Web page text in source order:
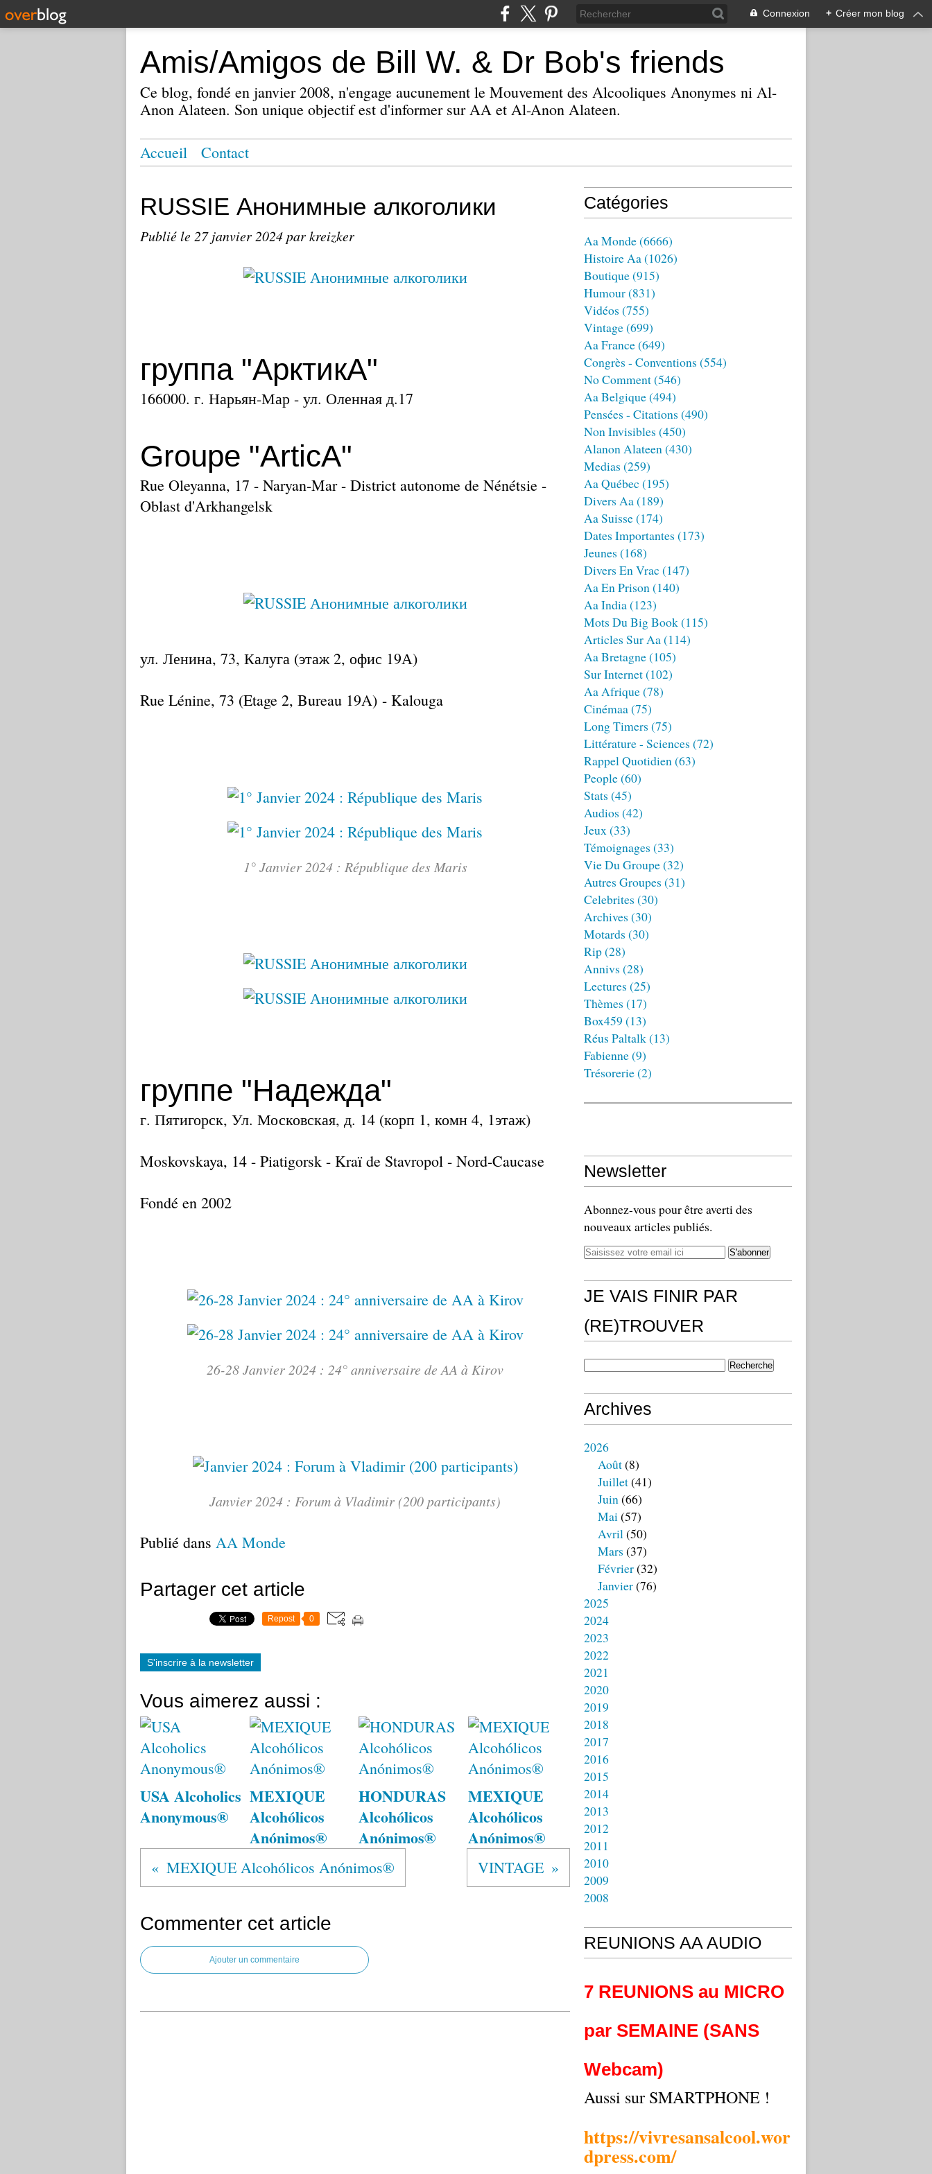
Connexion + Créer mon blog
Amis/Amigos de Bill W. & Dr Bob's friends
Ce blog, fondé en janvier 2008, n'engage aucunement le Mouvement des Alcooliques Anonymes ni Al-
Anon Alateen. Son unique objectif est d'informer sur AA et Al-Anon Alateen.
Accueil Contact
RUSSIE Анонимные алкоголики
Publié le 27 janvier 2024par kreizker
группа "АрктикА"
166000. г. Нарьян-Мар - ул. Оленная д.17
Groupe "ArticA"
Rue Oleyanna, 17 - Naryan-Mar - District autonome de Nénétsie -
Oblast d'Arkhangelsk
ул. Ленина, 73, Калуга (этаж 2, офис 19А)
Rue Lénine, 73 (Etage 2, Bureau 19A) - Kalouga
1° Janvier 2024 : République des Maris
группе "Надежда"
г. Пятигорск, Ул. Московская, д. 14 (корп 1, комн 4, 1этаж)
Moskovskaya, 14 - Piatigorsk - Kraï de Stavropol - Nord-Caucase
Fondé en 2002
26-28 Janvier 2024 : 24° anniversaire de AA à Kirov
Janvier 2024 : Forum à Vladimir (200 participants)
Publié dans AA Monde
Partager cet article
Repost 0
S'inscrire à la newsletter
Vous aimerez aussi :
USA Alcoholics
Anonymous®
MEXIQUE
Alcohólicos
Anónimos®
HONDURAS
Alcohólicos
Anónimos®
MEXIQUE
Alcohólicos
Anónimos®
MEXIQUE Alcohólicos Anónimos® VINTAGE
Commenter cet article
Ajouter un commentaire
Catégories
Aa Monde(6666)
Histoire Aa(1026)
Boutique(915)
Humour(831)
Vidéos (755)
Vintage(699)
Aa France(649)
Congrès - Conventions (554)
No Comment(546)
Aa Belgique(494)
Pensées - Citations (490)
Non Invisibles (450)
Alanon Alateen(430)
Medias (259)
Aa Québec (195)
Divers Aa(189)
Aa Suisse(174)
Dates Importantes (173)
Jeunes (168)
Divers En Vrac (147)
Aa En Prison(140)
Aa India(123)
Mots Du Big Book(115)
Articles Sur Aa(114)
Aa Bretagne(105)
Sur Internet(102)
Aa Afrique(78)
Cinémaa(75)
Long Timers (75)
Littérature - Sciences (72)
Rappel Quotidien(63)
People(60)
Stats (45)
Audios (42)
Jeux(33)
Témoignages (33)
Vie Du Groupe(32)
Autres Groupes (31)
Celebrites (30)
Archives (30)
Motards (30)
Rip(28)
Annivs (28)
Lectures (25)
Thèmes (17)
Box459 (13)
Réus Paltalk(13)
Fabienne(9)
Trésorerie(2)
Newsletter
Abonnez-vous pour être averti des
nouveaux articles publiés.
JE VAIS FINIR PAR
(RE)TROUVER
Archives
2026
Août(8)
Juillet(41)
Juin(66)
Mai(57)
Avril(50)
Mars (37)
Février(32)
Janvier(76)
2025
2024
2023
2022
2021
2020
2019
2018
2017
2016
2015
2014
2013
2012
2011
2010
2009
2008
REUNIONS AA AUDIO
7 REUNIONS au MICRO
par SEMAINE (SANS
Webcam)
Aussi sur SMARTPHONE !
https://vivresansalcool.wor
dpress.com/